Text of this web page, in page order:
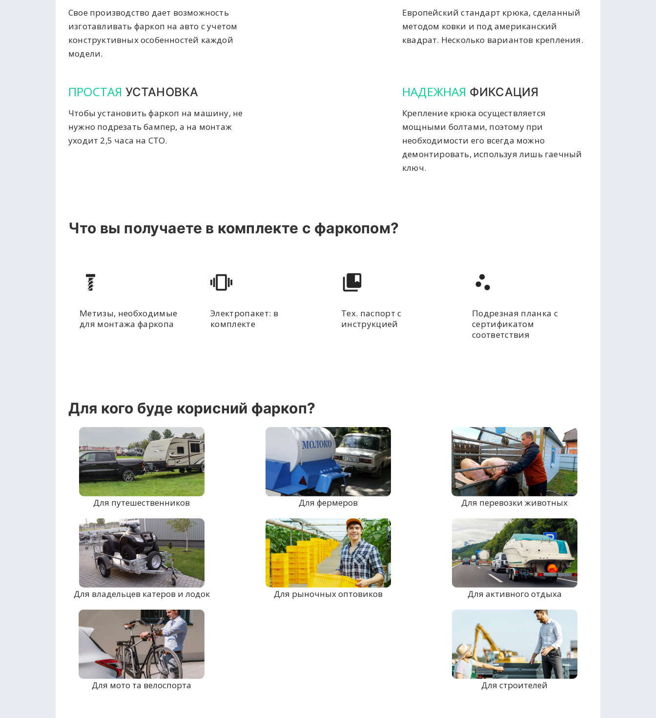
Свое производство дает возможность
изготавливать фаркоп на авто с учетом
конструктивных особенностей каждой
модели.
Европейский стандарт крюка, сделанный
методом ковки и под американский
квадрат. Несколько вариантов крепления.
ПРОСТАЯ УСТАНОВКА
Чтобы установить фаркоп на машину, не
нужно подрезать бампер, а на монтаж
уходит 2,5 часа на СТО.
НАДЕЖНАЯ ФИКСАЦИЯ
Крепление крюка осуществляется
мощными болтами, поэтому при
необходимости его всегда можно
демонтировать, используя лишь гаечный
ключ.
Что вы получаете в комплекте с фаркопом?
Метизы, необходимые
для монтажа фаркопа
Электропакет: в
комплекте
Тех. паспорт с
инструкцией
Подрезная планка с
сертификатом
соответствия
Для кого буде корисний фаркоп?
Для путешественников Для фермеров Для перевозки животных
Для владельцев катеров и лодок Для рыночных оптовиков Для активного отдыха
Для мото та велоспорта Для строителей